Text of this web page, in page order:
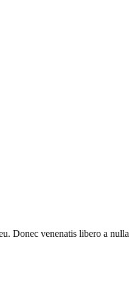
Donec venenatis libero a nulla